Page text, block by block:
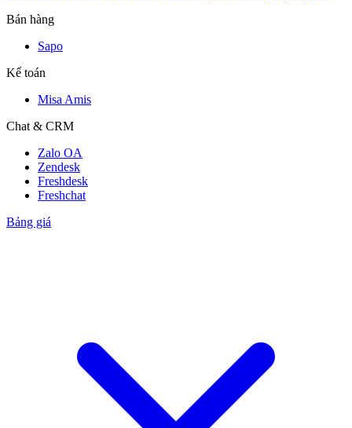
Bán hàng
Sapo
Kế toán
Misa Amis
Chat & CRM
Zalo OA
Zendesk
Freshdesk
Freshchat
Bảng giá